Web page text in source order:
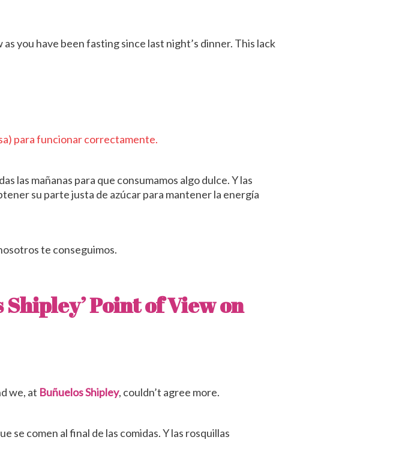
you have been fasting since last night’s dinner. This lack
para funcionar correctamente.
las mañanas para que consumamos algo dulce. Y las
su parte justa de azúcar para mantener la energía
te conseguimos.
Shipley’ Point of View on
we, at Buñuelos Shipley, couldn’t agree more.
se comen al final de las comidas. Y las rosquillas